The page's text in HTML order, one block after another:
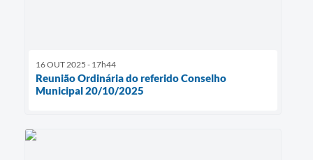
16 OUT 2025 - 17h44
Reunião Ordinária do referido Conselho
Municipal 20/10/2025